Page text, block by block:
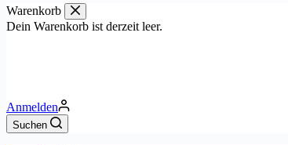
Warenkorb
Dein Warenkorb ist derzeit leer.
Anmelden
Suchen